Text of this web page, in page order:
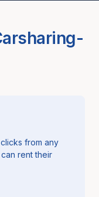
from any
rent their